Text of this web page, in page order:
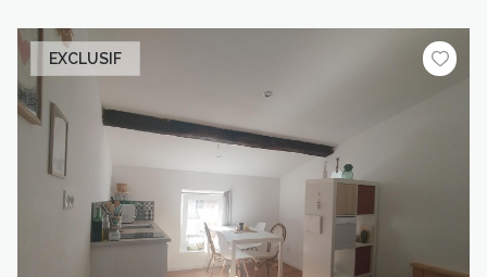
EXCLUSIF